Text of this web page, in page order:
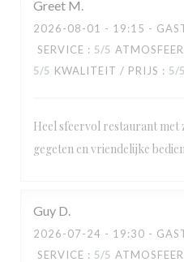
Greet M
2026-08-01 - 19:15 -
SERVICE : 5/5 ATMOSFEER
5/5 KWALITEIT / PRIJS : 5/5
Heel sfeervol restaurant met
gegeten en vriendelijke
Guy D
2026-07-24 - 19:30 -
SERVICE : 5/5 ATMOSFEER